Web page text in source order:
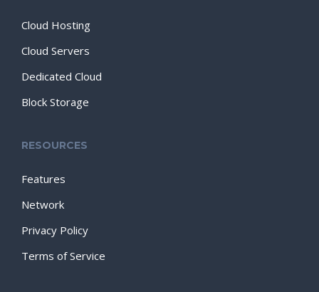
Cloud Hosting
Cloud Servers
Dedicated Cloud
Block Storage
RESOURCES
Features
Network
Privacy Policy
Terms of Service